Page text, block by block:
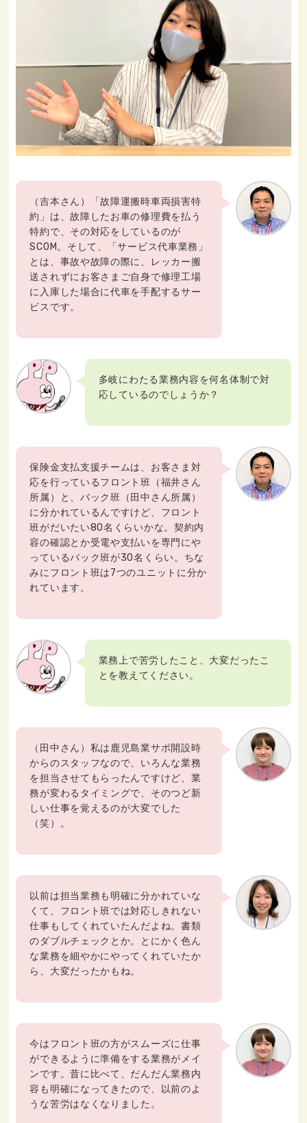
（吉本さん）「故障運搬時車両損害特
約」は、故障したお車の修理費を払う
特約で、その対応をしているのが
SCOM。そして、「サービス代車業務」
とは、事故や故障の際に、レッカー搬
送されずにお客さまご自身で修理工場
に入庫した場合に代車を手配するサー
ビスです。
多岐にわたる業務内容を何名体制で対
応しているのでしょうか？
保険金支払支援チームは、お客さま対
応を行っているフロント班（福井さん
所属）と、バック班（田中さん所属）
に分かれているんですけど、フロント
班がだいたい80名くらいかな。契約内
容の確認とか受電や支払いを専門にや
っているバック班が30名くらい。ちな
みにフロント班は7つのユニットに分か
れています。
業務上で苦労したこと、大変だったこ
とを教えてください。
（田中さん）私は鹿児島業サポ開設時
からのスタッフなので、いろんな業務
を担当させてもらったんですけど、業
務が変わるタイミングで、そのつど新
しい仕事を覚えるのが大変でした
（笑）。
以前は担当業務も明確に分かれていな
くて、フロント班では対応しきれない
仕事もしてくれていたんだよね。書類
のダブルチェックとか。とにかく色ん
な業務を細やかにやってくれていたか
ら、大変だったかもね。
今はフロント班の方がスムーズに仕事
ができるように準備をする業務がメイ
ンです。昔に比べて、だんだん業務内
容も明確になってきたので、以前のよ
うな苦労はなくなりました。